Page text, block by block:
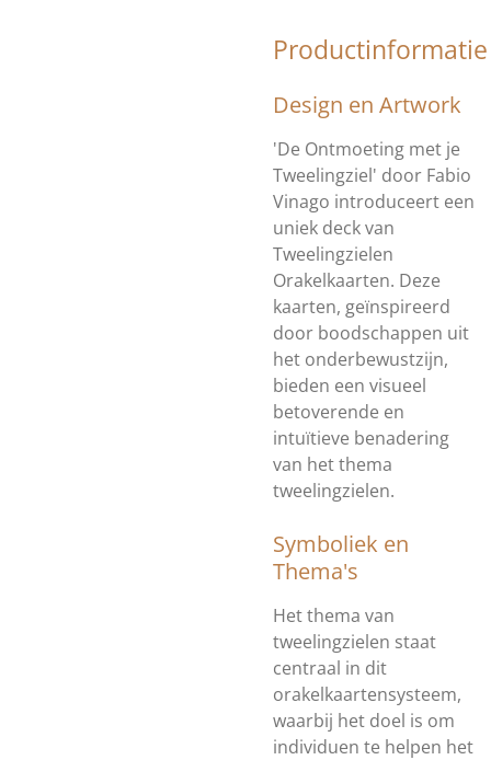
Productinformatie
Design en Artwork
'De Ontmoeting met je
Tweelingziel' door Fabio
Vinago introduceert een
uniek deck van
Tweelingzielen
Orakelkaarten. Deze
kaarten, geïnspireerd
door boodschappen uit
het onderbewustzijn,
bieden een visueel
betoverende en
intuïtieve benadering
van het thema
tweelingzielen.
Symboliek en
Thema's
Het thema van
tweelingzielen staat
centraal in dit
orakelkaartensysteem,
waarbij het doel is om
individuen te helpen het